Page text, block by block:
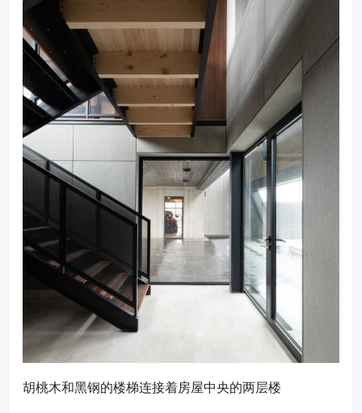
胡桃木和黑钢的楼梯连接着房屋中央的两层楼